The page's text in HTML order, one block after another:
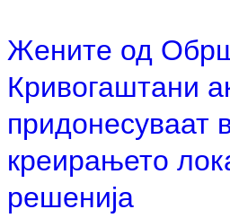
Жените од
Кривогаштани
придонесуваат
креирањето
решенија